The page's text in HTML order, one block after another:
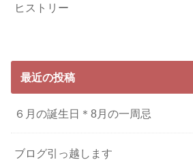
ヒストリー
最近の投稿
６月の誕生日＊8月の一周忌
ブログ引っ越します